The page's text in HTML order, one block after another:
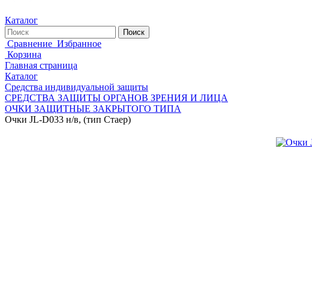
Каталог
Сравнение Избранное
Корзина
Главная страница
Каталог
Средства индивидуальной защиты
СРЕДСТВА ЗАЩИТЫ ОРГАНОВ ЗРЕНИЯ И ЛИЦА
ОЧКИ ЗАЩИТНЫЕ ЗАКРЫТОГО ТИПА
Очки JL-D033 н/в, (тип Стаер)